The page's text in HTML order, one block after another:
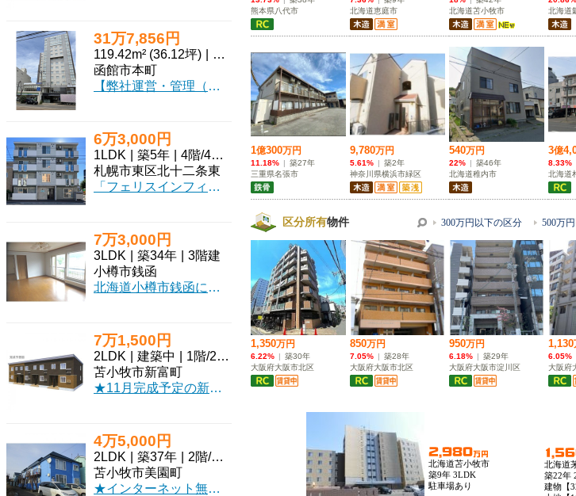
31万7,856円
119.42m² (36.12坪) 2階 14階建(地下1階)
函館市本町
【弊社運営・管理（貸主）】「ホテルマイステイズ函館五稜郭」の2階に、新しいビジネスの夢を叶える素敵な貸店舗が登場しました！函館市電「五稜郭公園前」駅からわずか徒歩2分という駅チカの好立地は、お客様を呼び込む大きな魅力となるでしょう。幹線道路沿いの開放感あふれる「前面ガラス張り」は、お店の存在感を際立たせ、袖看板も設置可能です。広々とした119.42m²の空間は、内装を自由にデザインできる「スケルトン」仕様。喫茶・カフェ、美容・健康・介護、教育・スクールなど、あなたのアイデアを形にするのに最適です。エレベーター完備で、どなたにも快適にご来店いただけます。周辺にはショッピングセンターやスーパー、カフェが充実しており、活気あるエリアで集客も期待できますね。個別空調やガス・給排水設備も整い、快適な店舗運営をサポートします。新しい一歩を、この魅力的な場所で始めてみませんか？◆飲食業態の場合：当ホテル宿泊プランとのタイアップセット販売（夕食・昼食など飲食付宿泊プラン）ご相談下さい■ホテル想定宿泊人数 年間にて約80,000名※詳細はご内見時にお打合せとなります
6万3,000円
1LDK 築5年 4階/4階建
札幌市東区北十二条東
「フェリスインフィニートN12」で、新しい暮らしを始めてみませんか？札幌市営地下鉄東豊線「北１３条東」駅から、なんと徒歩1分という驚きの近さ！忙しい毎日も、通勤・通学がぐっと楽になりますね。お部屋は広々29.37㎡の1LDK。最上階の東向きで、気持ちの良い朝陽が差し込む「日当り良好」なお部屋です。インターネットが無料で使えるのは嬉しいポイント。システムキッチンには2口コンロがあり、お料理もはかどります。バス・トイレ別、独立洗面台、温水洗浄トイレと水回りも充実。エアコンも完備しているので、一年中快適に過ごせますよ。オートロックやモニタ付インターホン、防犯カメラでセキュリティも安心。忙しい方には便利な宅配BOXもございます。周辺にはコンビニやスーパー、病院、郵便局が徒歩圏内に揃い、生活利便性も抜群です。礼金0円、保証人不要で初期費用も抑えられます。快適で安心な新生活を、ぜひこのお部屋でスタートしてください！
7万3,000円
3LDK 築34年
3階建
小樽市銭函
北海道小樽市銭函に位置する「銭函1丁目12-25貸家」で、心豊かな新生活を始めてみませんか？広々とした101.02㎡の3LDKテラスハウスは、ご家族でのびのびと暮らしたい方にぴったりです。特におすすめは、和室から望む美しい海の景色。日々の喧騒を忘れ、穏やかな潮風を感じながら過ごす時間は、きっと特別なものになるでしょう。ウォークインクローゼットをはじめ、全居室にたっぷり収納があり、お部屋をすっきりと保てます。バス・トイレ別、独立洗面台など水回りも快適です。お車は2台分の無料駐車場と個別車庫を完備しており、カーライフも安心（車庫高180cmのため車種によってはご確認をお願いします）。徒歩圏内にはスーパーやコンビニ、郵便局があり、日々の買い物や用事もスムーズです。小中学校も近く、お子様の通学も安心の立地。自然に囲まれた穏やかな環境で、憧れの田舎暮らしを満喫できるこの住まいで、新しい思い出をたくさん作ってください。礼金なしで初期費用を抑えられるのも嬉しいポイントです。
7万1,500円
2LDK 建築中 1階/2階建
苫小牧市新富町
★11月完成予定の新築★スーパー、コンビニ徒歩圏内で便利♪駐車場2台目相談可（＋2,200円）！ペット相談可！初期費用クレジットカード決済可能！
4万5,000円
2LDK 築37年 2階/2階建
苫小牧市美園町
★インターネット無料★ケーブルテレビ導入♪駐車料込みでお得！初期費用クレジットカード決済ＯＫ！